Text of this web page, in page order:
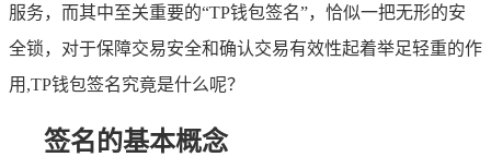
服务，而其中至关重要的“TP钱包签名”，恰似一把无形的安
全锁，对于保障交易安全和确认交易有效性起着举足轻重的作
用,TP钱包签名究竟是什么呢？
签名的基本概念